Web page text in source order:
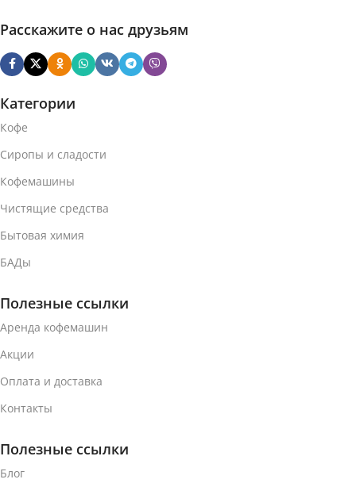
Расскажите о нас друзьям
Категории
Кофе
Сиропы и сладости
Кофемашины
Чистящие средства
Бытовая химия
БАДы
Полезные ссылки
Аренда кофемашин
Акции
Оплата и доставка
Контакты
Полезные ссылки
Блог